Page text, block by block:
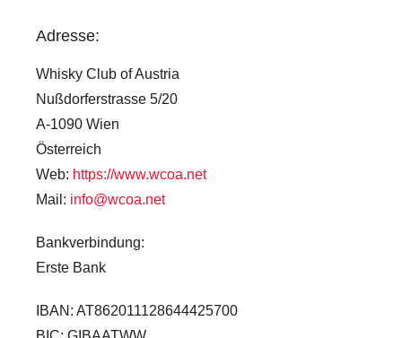
Adresse:
Whisky Club of Austria
Nußdorferstrasse 5/20
A-1090 Wien
Österreich
Web: https://www.wcoa.net
Mail: info@wcoa.net
Bankverbindung:
Erste Bank
IBAN: AT862011128644425700